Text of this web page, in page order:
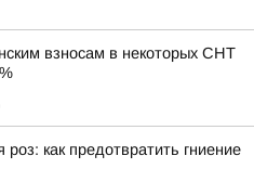
взносам в некоторых СНТ
как предотвратить гниение